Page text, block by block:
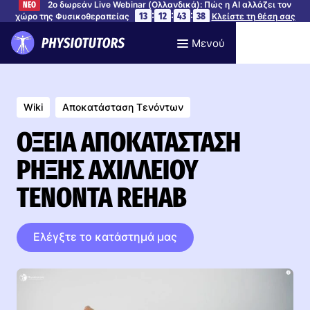
ΝΕΟ
2ο δωρεάν Live Webinar (Ολλανδικά): Πώς η AI αλλάζει τον
χώρο της Φυσικοθεραπείας
13 : 12 : 43 : 37 Κλείστε τη θέση σας
Μενού
Wiki Αποκατάσταση Τενόντων
ΟΞΕΊΑ ΑΠΟΚΑΤΆΣΤΑΣΗ
ΡΉΞΗΣ ΑΧΊΛΛΕΙΟΥ
ΤΈΝΟΝΤΑ REHAB
Ελέγξτε το κατάστημά μας